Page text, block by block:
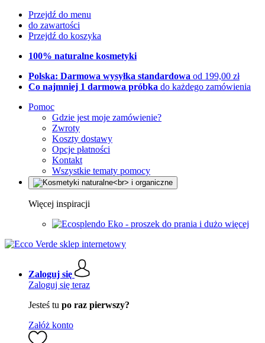
Przejdź do menu
do zawartości
Przejdź do koszyka
100% naturalne kosmetyki
Polska: Darmowa wysyłka standardowa od 199,00 zł
Co najmniej 1 darmowa próbka do każdego zamówienia
Pomoc
Gdzie jest moje zamówienie?
Zwroty
Koszty dostawy
Opcje płatności
Kontakt
Wszystkie tematy pomocy
Więcej inspiracji
Eko - proszek do prania i dużo więcej
Zaloguj się
Zaloguj się teraz
Jesteś tu po raz pierwszy?
Załóż konto